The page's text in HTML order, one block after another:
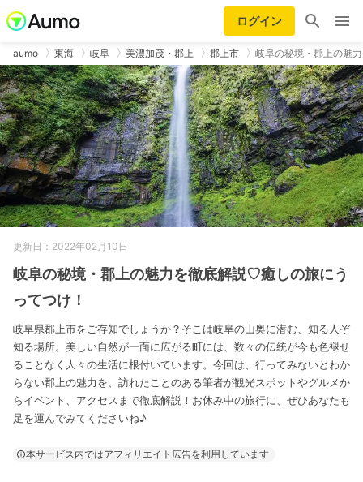
ログイン
aumo 東海 岐阜 美濃加茂・郡上 郡上市 岐阜の秘境・郡上の魅
更新日：2022年02月10日
岐阜の秘境・郡上の魅力を徹底解説♡癒しの旅にう
ってつけ！
岐阜県郡上市をご存知でしょうか？そこは岐阜の山奥に潜む、知る人ぞ
知る場所。美しい自然が一面に広がる町には、数々の伝統が今も色褪せ
ることなく人々の生活に根付いています。今回は、行ってみないとわか
らない郡上の魅力を、訪れたことのある筆者が観光スポットやグルメか
らイベント、アクセスまで徹底解説！お休み中の旅行に、ぜひあなたも
足を運んでみてくださいね♪
本サービス内ではアフィリエイト広告を利用しています